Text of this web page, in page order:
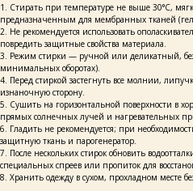
1. Стирать при температуре не выше 30°C,
предназначенным для мембранных тканей
2. Не рекомендуется использовать
повредить защитные свойства материала.
3. Режим стирки — ручной или деликатный,
минимальных оборотах).
4. Перед стиркой застегнуть все молнии,
изнаночную сторону.
5. Сушить на горизонтальной поверхности в
прямых солнечных лучей и нагревательных
6. Гладить не рекомендуется; при
защитную ткань и парогенератор.
7. После нескольких стирок обновить
специальных спреев или пропиток для
8. Хранить одежду в сухом, прохладном месте
Магазин:
г. Красноярск,
ул. Березина 82д
+ 7 923 345 01 70
xvoy.gesh@gmail.com
Магазин работает
в режиме предварительной записи.
Просто напишите нам в чат